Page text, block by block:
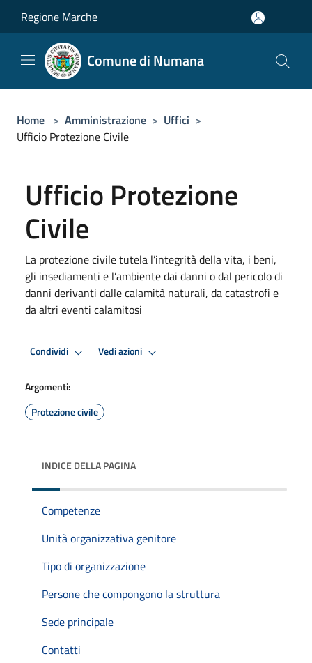
Regione Marche
Comune di Numana
Home > Amministrazione > Uffici >
Ufficio Protezione Civile
Ufficio Protezione
Civile
La protezione civile tutela l’integrità della vita, i beni,
gli insediamenti e l’ambiente dai danni o dal pericolo di
danni derivanti dalle calamità naturali, da catastrofi e
da altri eventi calamitosi
Condividi Vedi azioni
Argomenti:
Protezione civile
INDICE DELLA PAGINA
Competenze
Unità organizzativa genitore
Tipo di organizzazione
Persone che compongono la struttura
Sede principale
Contatti